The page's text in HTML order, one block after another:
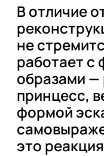
В отличие
не
работает с
образами
принцесс,
формой
это